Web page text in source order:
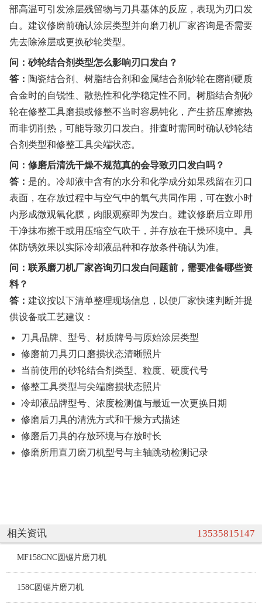
部高温可引发涂层残留物与刀具基体的反应，表现为刃口发
白。建议修磨前确认涂层类型并向磨刀机厂家咨询是否需要
先去除涂层或更换砂轮类型。
问：砂轮结合剂类型怎么影响刃口发白？
答： 陶瓷结合剂、树脂结合剂和金属结合剂砂轮在磨削硬质
合金时的自锐性、散热性和化学稳定性不同。树脂结合剂砂
轮在修整工具磨损或修整不当时容易钝化，产生挤压摩擦热
而非切削热，可能导致刃口发白。排查时需同时确认砂轮结
合剂类型和修整工具尖端状态。
问：修磨后清洗干燥不规范真的会导致刃口发白吗？
答： 是的。冷却液中含有的水分和化学成分如果残留在刃口
表面，在存放过程中与空气中的氧气共同作用，可在数小时
内形成微观氧化膜，肉眼观察即为发白。建议修磨后立即用
干净抹布擦干或用压缩空气吹干，并存放在干燥环境中。具
体防锈效果以实际冷却液品种和存放条件确认为准。
问：联系磨刀机厂家咨询刃口发白问题前，需要准备哪些资
料？
答： 建议按以下清单整理现场信息，以便厂家快速判断并提
供设备或工艺建议：
刀具品牌、型号、材质牌号与原始涂层类型
修磨前刀具刃口磨损状态清晰照片
当前使用的砂轮结合剂类型、粒度、硬度代号
修整工具类型与尖端磨损状态照片
冷却液品牌型号、浓度检测值与最近一次更换日期
修磨后刀具的清洗方式和干燥方式描述
修磨后刀具的存放环境与存放时长
修磨所用直刀磨刀机型号与主轴跳动检测记录
相关资讯 13535815147
MF158CNC圆锯片磨刀机
158C圆锯片磨刀机